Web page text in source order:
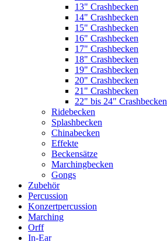
13" Crashbecken
14" Crashbecken
15" Crashbecken
16" Crashbecken
17" Crashbecken
18" Crashbecken
19" Crashbecken
20" Crashbecken
21" Crashbecken
22" bis 24" Crashbecken
Ridebecken
Splashbecken
Chinabecken
Effekte
Beckensätze
Marchingbecken
Gongs
Zubehör
Percussion
Konzertpercussion
Marching
Orff
In-Ear